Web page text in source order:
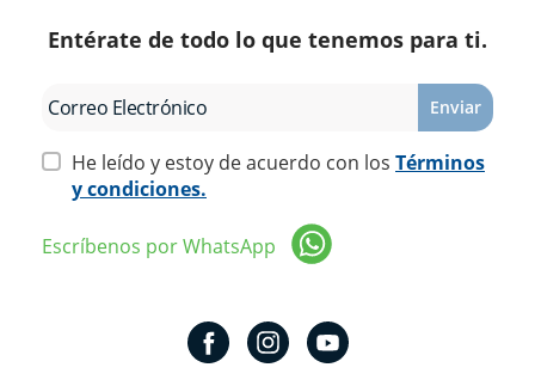
Entérate de todo lo que tenemos para ti.
Enviar
He leído y estoy de acuerdo con los Términos
y condiciones.
Escríbenos por WhatsApp